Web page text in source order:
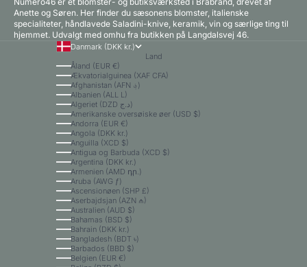
Anette og Søren. Her finder du sæsonens blomster, italienske
specialiteter, håndlavede Saladini-knive, keramik, vin og særlige ting til
hjemmet. Udvalgt med omhu fra butikken på Langdalsvej 46.
Danmark (DKK kr.)
Land
Åland (EUR €)
Ækvatorialguinea (XAF CFA)
Afghanistan (AFN ؋)
Albanien (ALL L)
Algeriet (DZD د.ج)
Amerikanske oversøiske øer (USD $)
Andorra (EUR €)
Angola (DKK kr.)
Anguilla (XCD $)
Antigua og Barbuda (XCD $)
Argentina (DKK kr.)
Armenien (AMD դր.)
Aruba (AWG ƒ)
Ascensionøen (SHP £)
Aserbajdsjan (AZN ₼)
Australien (AUD $)
Bahamas (BSD $)
Bahrain (DKK kr.)
Bangladesh (BDT ৳)
Barbados (BBD $)
Belgien (EUR €)